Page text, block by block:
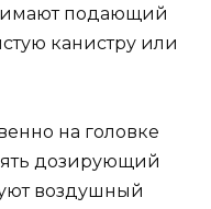
подающий
канистру или
на головке
дозирующий
воздушный